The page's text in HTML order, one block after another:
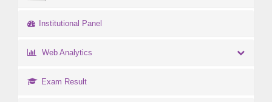
Institutional Panel
Web Analytics
Exam Result